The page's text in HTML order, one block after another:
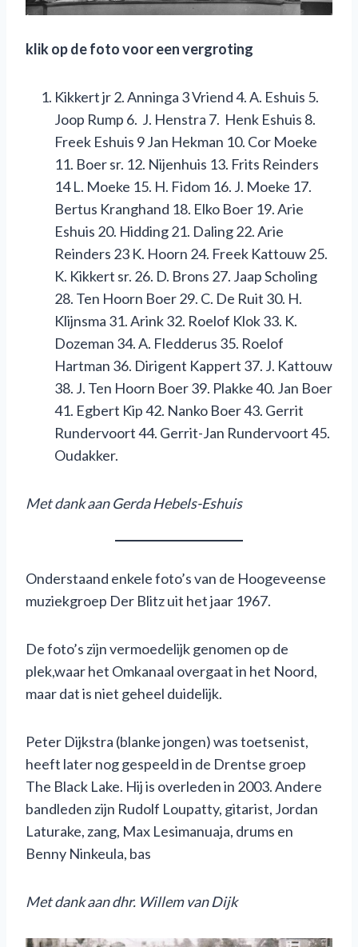
klik op de foto voor een vergroting
Kikkert jr 2. Anninga 3 Vriend 4. A. Eshuis 5.
Joop Rump 6. J. Henstra 7. Henk Eshuis 8.
Freek Eshuis 9 Jan Hekman 10. Cor Moeke
11. Boer sr. 12. Nijenhuis 13. Frits Reinders
14 L. Moeke 15. H. Fidom 16. J. Moeke 17.
Bertus Kranghand 18. Elko Boer 19. Arie
Eshuis 20. Hidding 21. Daling 22. Arie
Reinders 23 K. Hoorn 24. Freek Kattouw 25.
K. Kikkert sr. 26. D. Brons 27. Jaap Scholing
28. Ten Hoorn Boer 29. C. De Ruit 30. H.
Klijnsma 31. Arink 32. Roelof Klok 33. K.
Dozeman 34. A. Fledderus 35. Roelof
Hartman 36. Dirigent Kappert 37. J. Kattouw
38. J. Ten Hoorn Boer 39. Plakke 40. Jan Boer
41. Egbert Kip 42. Nanko Boer 43. Gerrit
Rundervoort 44. Gerrit-Jan Rundervoort 45.
Oudakker.
Met dank aan Gerda Hebels-Eshuis
Onderstaand enkele foto’s van de Hoogeveense
muziekgroep Der Blitz uit het jaar 1967.
De foto’s zijn vermoedelijk genomen op de
plek,waar het Omkanaal overgaat in het Noord,
maar dat is niet geheel duidelijk.
Peter Dijkstra (blanke jongen) was toetsenist,
heeft later nog gespeeld in de Drentse groep
The Black Lake. Hij is overleden in 2003. Andere
bandleden zijn Rudolf Loupatty, gitarist, Jordan
Laturake, zang, Max Lesimanuaja, drums en
Benny Ninkeula, bas
Met dank aan dhr. Willem van Dijk